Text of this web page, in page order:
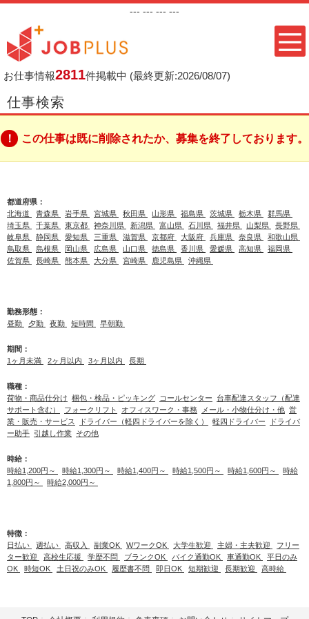
--- --- --- ---
お仕事情報2811件掲載中 (最終更新:2026/08/07)
仕事検索
この仕事は既に削除されたか、募集を終了しております。
都道府県：
北海道
青森県 岩手県 宮城県 秋田県 山形県 福島県 茨城県 栃木県
群馬県
埼玉県
千葉県 東京都 神奈川県 新潟県 富山県 石川県 福井県 山梨県
長野県
岐阜県
静岡県 愛知県 三重県 滋賀県 京都府 大阪府 兵庫県 奈良県
和歌山県
鳥取県
島根県 岡山県 広島県 山口県 徳島県 香川県 愛媛県 高知県
福岡県
佐賀県
長崎県 熊本県 大分県 宮崎県 鹿児島県 沖縄県
勤務形態：
昼勤
夕勤 夜勤 短時間 早朝勤
期間：
1ヶ月未満
2ヶ月以内 3ヶ月以内 長期
職種：
荷物・商品仕分け 梱包・検品・ピッキング コールセンター
台車配達スタッフ（配達
サポート含む）
フォークリフト オフィスワーク・事務 メール・小物仕分け・他 営
業・販売・サービス
ドライバー（軽四ドライバーを除く） 軽四ドライバー
ドライバ
ー助手 引越し作業 その他
時給：
時給1,200円～
時給1,300円～ 時給1,400円～ 時給1,500円～ 時給1,600円～
時給
1,800円～
時給2,000円～
特徴：
日払い
週払い 高収入 副業OK WワークOK 大学生歓迎 主婦・主夫歓迎
フリー
ター歓迎
高校生応援 学歴不問 ブランクOK バイク通勤OK 車通勤OK
平日のみ
OK
時短OK 土日祝のみOK 履歴書不問 即日OK 短期歓迎 長期歓迎 高時給